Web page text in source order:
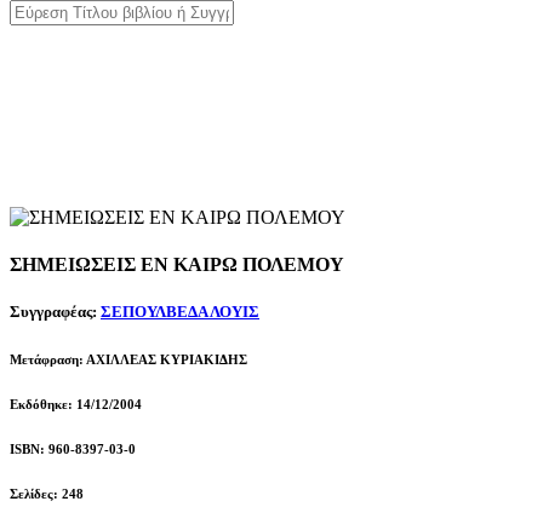
ΣΗΜΕΙΩΣΕΙΣ ΕΝ ΚΑΙΡΩ ΠΟΛΕΜΟΥ
Συγγραφέας: ΣΕΠΟΥΛΒΕΔΑ ΛΟΥΙΣ
Μετάφραση: ΑΧΙΛΛΕΑΣ ΚΥΡΙΑΚΙΔΗΣ
Εκδόθηκε: 14/12/2004
ISBN: 960-8397-03-0
Σελίδες: 248